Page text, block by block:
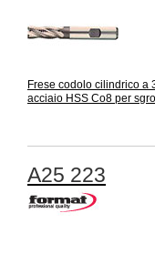
Frese codolo cilindrico a
acciaio HSS Co8 per
A25 223